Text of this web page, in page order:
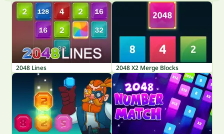
2048 Lines 2048 X2 Merge Blocks